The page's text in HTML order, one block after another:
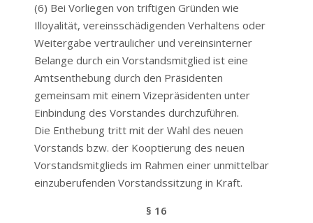
(6) Bei Vorliegen von triftigen Gründen wie
Illoyalität, vereinsschädigenden Verhaltens oder
Weitergabe vertraulicher und vereinsinterner
Belange durch ein Vorstandsmitglied ist eine
Amtsenthebung durch den Präsidenten
gemeinsam mit einem Vizepräsidenten unter
Einbindung des Vorstandes durchzuführen.
Die Enthebung tritt mit der Wahl des neuen
Vorstands bzw. der Kooptierung des neuen
Vorstandsmitglieds im Rahmen einer unmittelbar
einzuberufenden Vorstandssitzung in Kraft.
§ 16